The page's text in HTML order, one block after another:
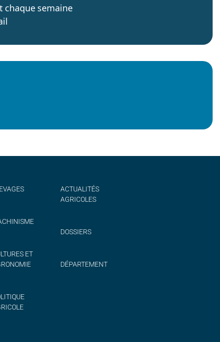
chaque semaine
ET
ACTUALITÉS
AGRICOLES
DOSSIERS
DÉPARTEMENT